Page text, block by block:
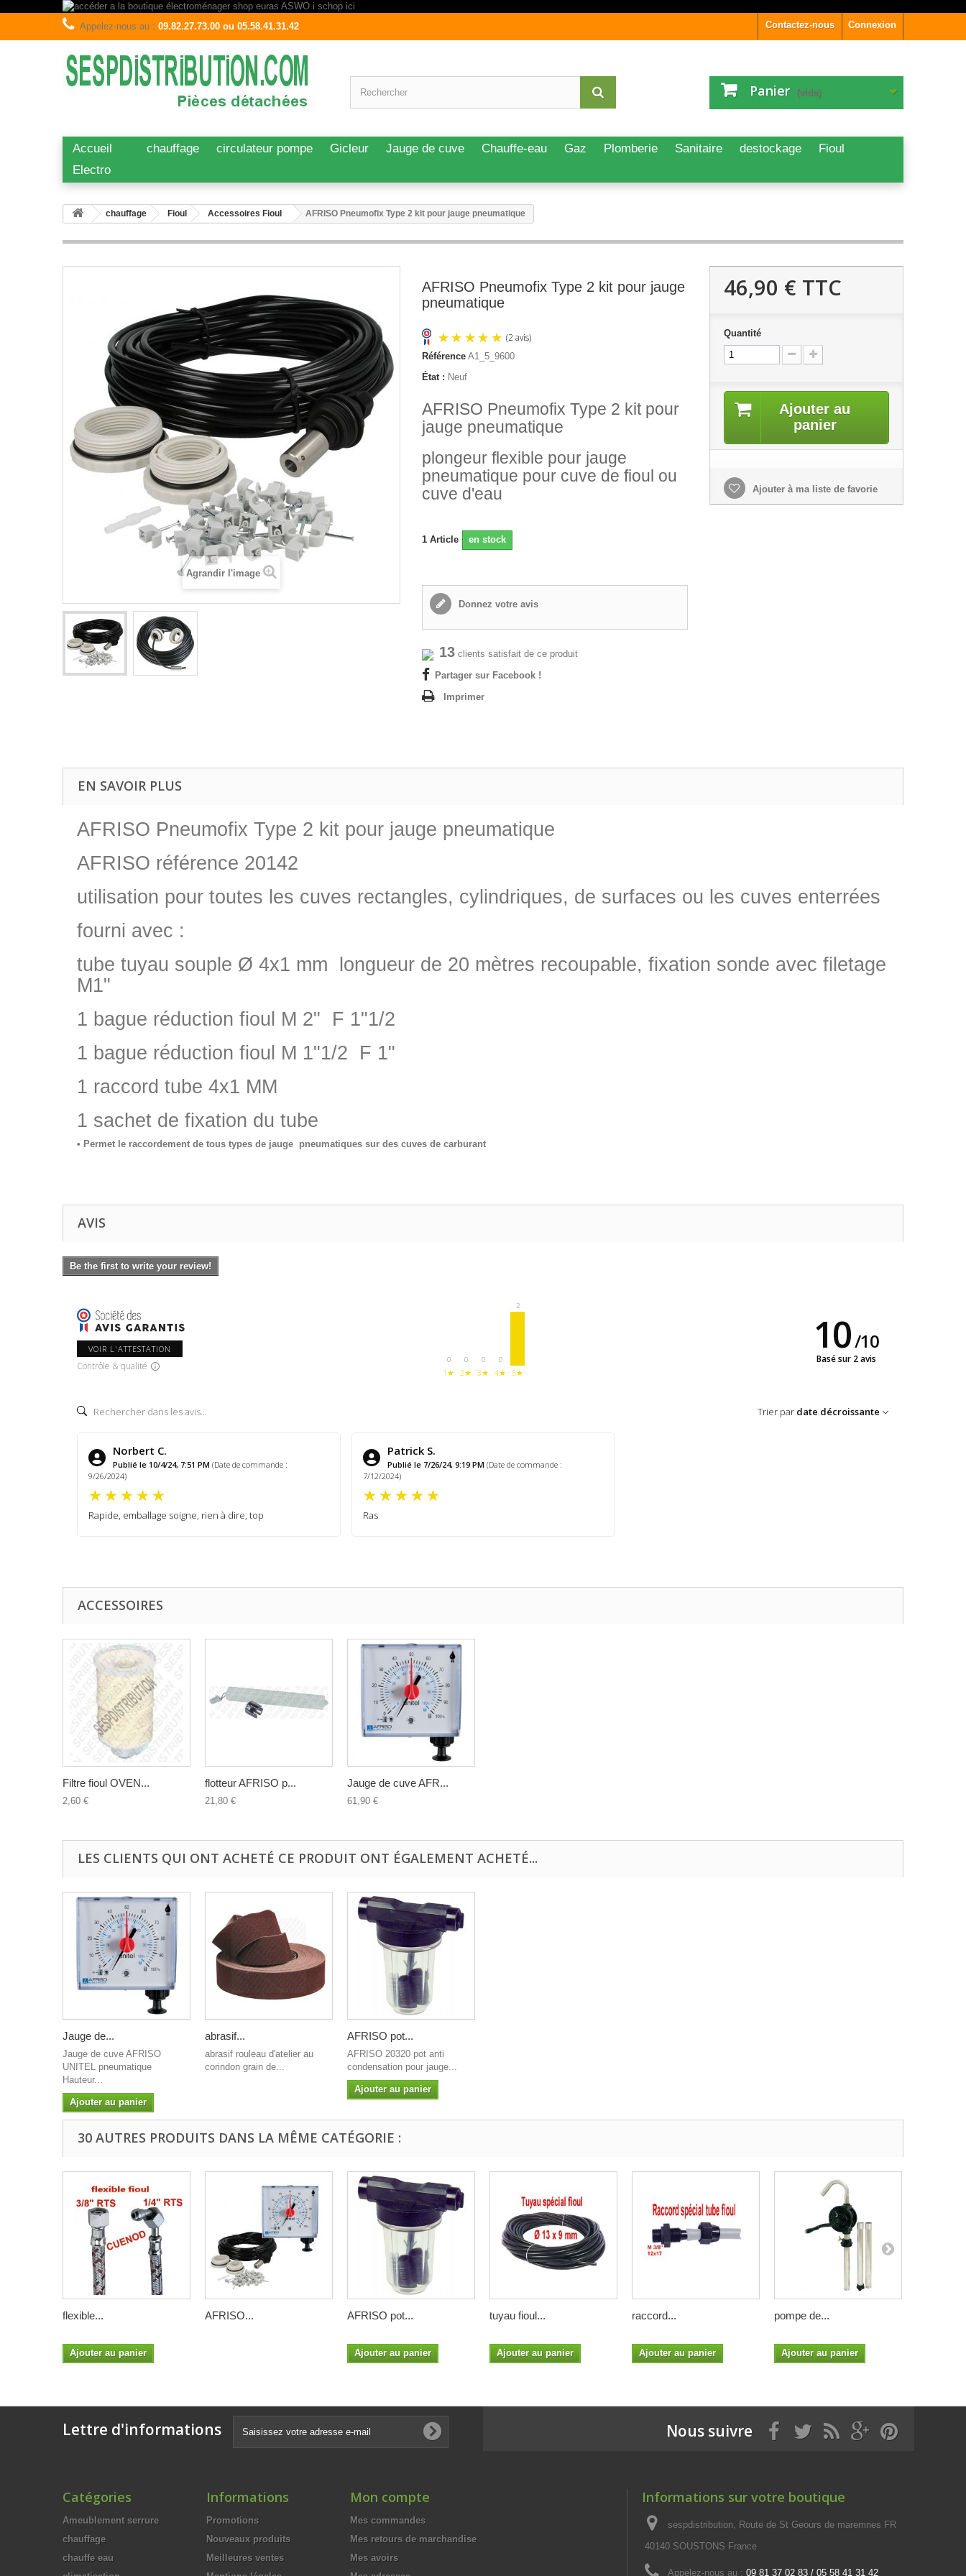
Connexion
Contactez-nous
Appelez-nous au : 09.82.27.73.00 ou 05.58.41.31.42
Panier (vide)
Accueil chauffage circulateur pompe Gicleur Jauge de cuve Chauffe-eau Gaz Plomberie Sanitaire destockage
Fioul
Electro
chauffage Fioul Accessoires Fioul AFRISO Pneumofix Type 2 kit pour jauge pneumatique
Agrandir l'image
AFRISO Pneumofix Type 2 kit pour jauge
pneumatique
Référence A1_5_9600
État : Neuf
AFRISO Pneumofix Type 2 kit pour
jauge pneumatique
plongeur flexible pour jauge
pneumatique pour cuve de fioul ou
cuve d'eau
1 Article en stock
Donnez votre avis
13 clients satisfait de ce produit
Partager sur Facebook !
Imprimer
46,90 € TTC
Quantité
Ajouter au
panier
Ajouter à ma liste de favorie
EN SAVOIR PLUS
AFRISO Pneumofix Type 2 kit pour jauge pneumatique
AFRISO référence 20142
utilisation pour toutes les cuves rectangles, cylindriques, de surfaces ou les cuves enterrées
fourni avec :
tube tuyau souple Ø 4x1 mm longueur de 20 mètres recoupable, fixation sonde avec filetage
M1"
1 bague réduction fioul M 2" F 1"1/2
1 bague réduction fioul M 1"1/2 F 1"
1 raccord tube 4x1 MM
1 sachet de fixation du tube
• Permet le raccordement de tous types de jauge pneumatiques sur des cuves de carburant
AVIS
Be the first to write your review!
VOIR L'ATTESTATION
Contrôle & qualité
0
1★
0
2★
0
3★
0
4★
2
5★
10/10
Basé sur 2 avis
Trier par date décroissante
Norbert C.
Publié le 10/4/24, 7:51 PM (Date de commande :
9/26/2024)
Rapide, emballage soigne, rien à dire, top
Patrick S.
Publié le 7/26/24, 9:19 PM (Date de commande :
7/12/2024)
Ras
ACCESSOIRES
Filtre fioul OVEN...
2,60 €
flotteur AFRISO p...
21,80 €
Jauge de cuve AFR...
61,90 €
LES CLIENTS QUI ONT ACHETÉ CE PRODUIT ONT ÉGALEMENT ACHETÉ...
Jauge de...
Jauge de cuve AFRISO
UNITEL pneumatique
Hauteur...
Ajouter au panier
abrasif...
abrasif rouleau d'atelier au
corindon grain de...
AFRISO pot...
AFRISO 20320 pot anti
condensation pour jauge...
Ajouter au panier
30 AUTRES PRODUITS DANS LA MÊME CATÉGORIE :
flexible...
Ajouter au panier
AFRISO... AFRISO pot...
Ajouter au panier
tuyau fioul...
Ajouter au panier
raccord...
Ajouter au panier
pompe de...
Ajouter au panier
Lettre d'informations Nous suivre
Catégories
Ameublement serrure
chauffage
chauffe eau
Informations
Promotions
Nouveaux produits
Meilleures ventes
Mon compte
Mes commandes
Mes retours de marchandise
Mes avoirs
Informations sur votre boutique
sespdistribution, Route de St Geours de maremnes FR
40140 SOUSTONS France
Appelez-nous au : 09 81 37 02 83 / 05 58 41 31 42